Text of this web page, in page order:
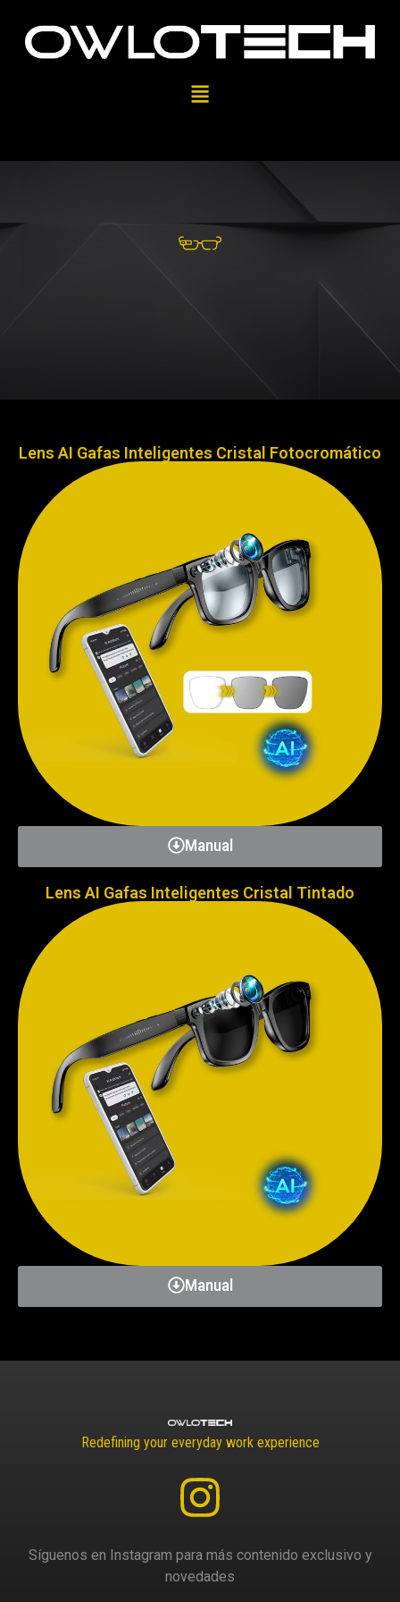
Lens AI Gafas Inteligentes Cristal Fotocromático
Manual
Lens AI Gafas Inteligentes Cristal Tintado
Manual
Redefining your everyday work experience
Síguenos en Instagram para más contenido exclusivo y
novedades